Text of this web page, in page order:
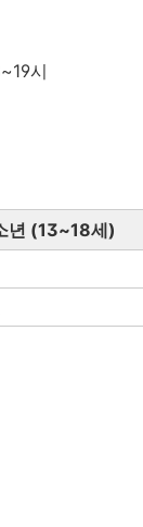
시
년 (13~18세)